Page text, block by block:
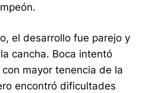
el desarrollo fue parejo y
cancha. Boca intentó
mayor tenencia de la
encontró dificultades